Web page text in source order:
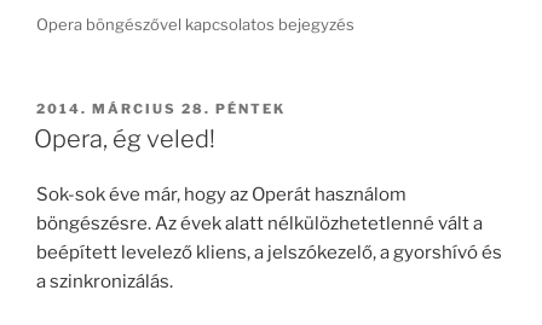
Opera böngészővel kapcsolatos bejegyzés
BEKÜLDVE:
2014. MÁRCIUS 28. PÉNTEK
Opera, ég veled!
Sok-sok éve már, hogy az Operát használom
böngészésre. Az évek alatt nélkülözhetetlenné vált a
beépített levelező kliens, a jelszókezelő, a gyorshívó és
a szinkronizálás.